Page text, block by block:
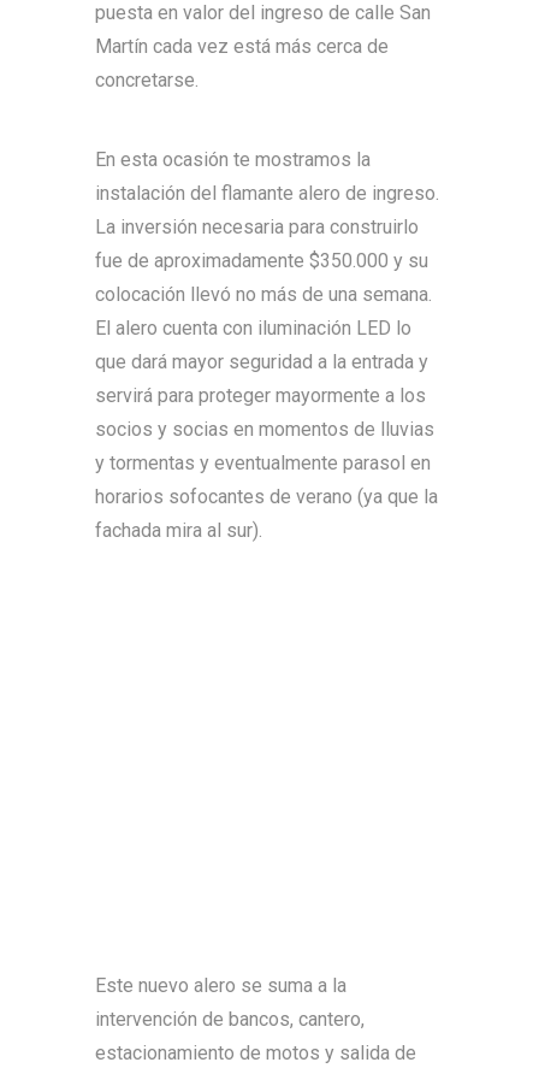
puesta en valor del ingreso de calle San
Martín cada vez está más cerca de
concretarse.
En esta ocasión te mostramos la
instalación del flamante alero de ingreso.
La inversión necesaria para construirlo
fue de aproximadamente $350.000 y su
colocación llevó no más de una semana.
El alero cuenta con iluminación LED lo
que dará mayor seguridad a la entrada y
servirá para proteger mayormente a los
socios y socias en momentos de lluvias
y tormentas y eventualmente parasol en
horarios sofocantes de verano (ya que la
fachada mira al sur).
Este nuevo alero se suma a la
intervención de bancos, cantero,
estacionamiento de motos y salida de